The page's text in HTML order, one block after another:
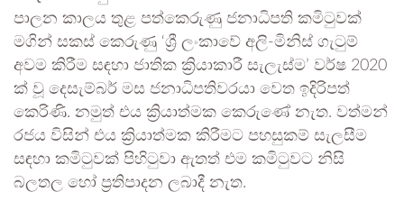
පාලන කාලය තුළ පත්කෙරුණු ජනාධිපති කමිටුවක්
මගින් සකස් කෙරුණු ‘ශ්‍රී ලංකාවේ අලි-මිනිස් ගැටුම්
අවම කිරීම සඳහා ජාතික ක්‍රියාකාරී සැලැස්ම’ වර්ෂ 2020
ක් වූ දෙසැම්බර් මස ජනාධිපතිවරයා වෙත ඉදිරිපත්
කෙරිණි. නමුත් එය ක්‍රියාත්මක කෙරුණේ නැත. වත්මන්
රජය විසින් එය ක්‍රියාත්මක කිරීමට පහසුකම් සැලසීම
සඳහා කමිටුවක් පිහිටුවා ඇතත් එම කමිටුවට නිසි
බලතල හෝ ප්‍රතිපාදන ලබාදී නැත.